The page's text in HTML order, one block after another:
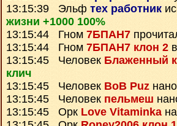
13:15:39 Эльф тех работник
жизни +1000 100%
13:15:44 Гном 7БПАН7
13:15:44 Гном 7БПАН7 клон 2
13:15:45 Человек Блаженный
клич
13:15:45 Человек BoB Puz
13:15:45 Человек пельмеш
13:15:45 Орк Love Vitaminka